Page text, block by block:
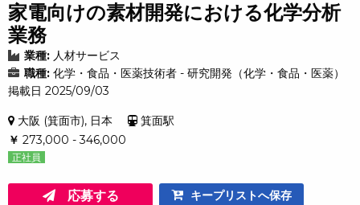
家電向けの素材開発における化学分析
業務
業種: 人材サービス
職種: 化学・食品・医薬技術者 - 研究開発（化学・食品・医薬）
掲載日 2025/09/03
大阪 (箕面市), 日本
箕面駅
￥ 273,000 - 346,000
正社員
応募する キープリストへ保存